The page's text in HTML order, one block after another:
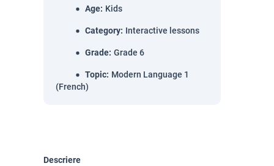
Age: Kids
Category: Interactive lessons
Grade: Grade 6
Topic: Modern Language 1
(French)
Descriere